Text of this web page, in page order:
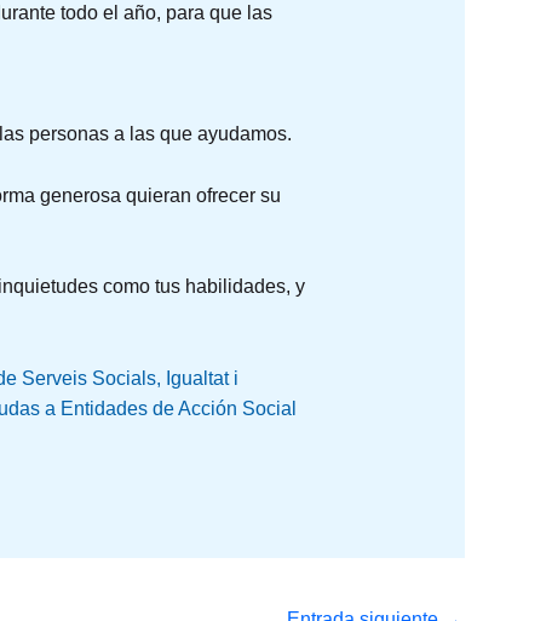
todo el año, para que las
personas a las que ayudamos.
generosa quieran ofrecer su
como tus habilidades, y
Serveis Socials, Igualtat i
a Entidades de Acción Social